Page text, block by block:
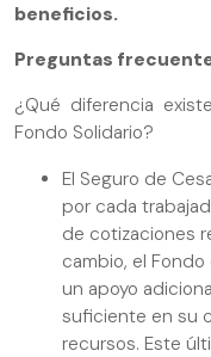
beneficios.
Preguntas
¿Qué diferencia
Fondo Solidario?
El Seguro de
por cada
de cotizaciones
cambio, el
un apoyo
suficiente en su
recursos. Este